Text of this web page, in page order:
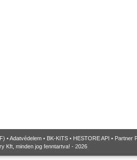
•Adatvédelem • BK-KITS • HESTORE API • Partner
Kft, minden jog fenntartva! - 2026